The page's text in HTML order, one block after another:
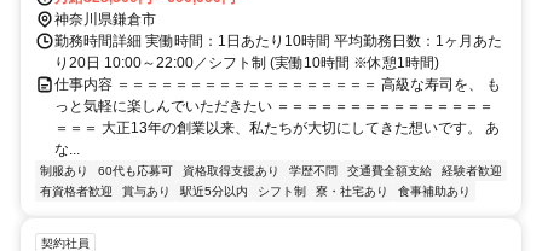
神奈川県鎌倉市
勤務時間詳細 実働時間：1日あたり10時間 平均勤務日数：1ヶ月あた
り20日 10:00～22:00／シフト制 (実働10時間 ※休憩1時間)
仕事内容 ＝＝＝＝＝＝＝＝＝＝＝＝＝＝＝＝＝＝ 高級な寿司を、 も
っと気軽に楽しんでいただきたい ＝＝＝＝＝＝＝＝＝＝＝＝＝＝＝
＝＝＝ 大正13年の創業以来、私たちが大切にしてきた想いです。 あ
な...
制服あり 60代も応募可 資格取得支援あり 学歴不問 交通費全額支給
経験者歓迎
有資格者歓迎
賞与あり 駅近5分以内 シフト制 寮・社宅あり 食事補助あり
契約社員